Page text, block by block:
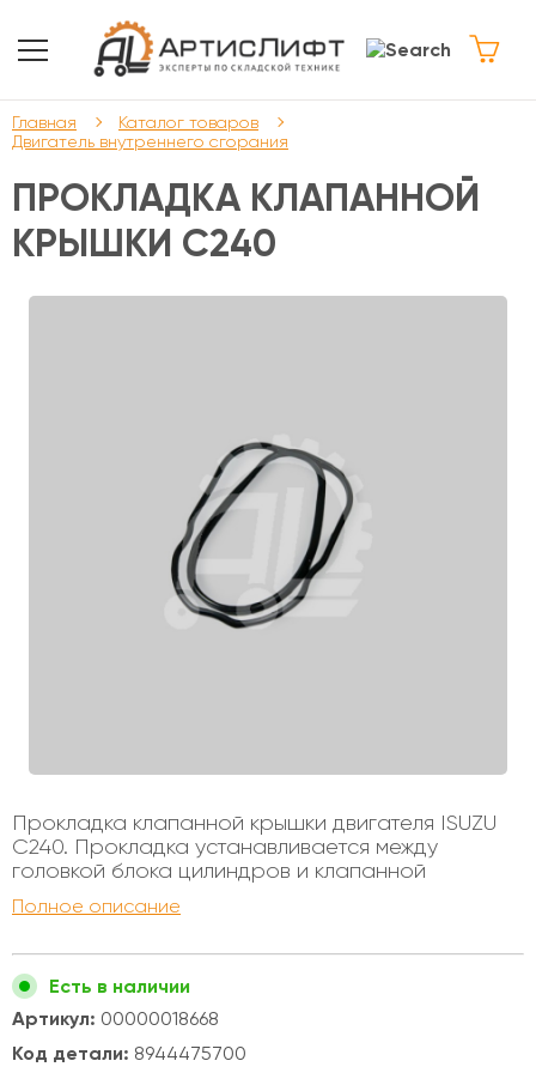
Главная
Каталог товаров
Двигатель внутреннего сгорания
ПРОКЛАДКА КЛАПАННОЙ
КРЫШКИ C240
Прокладка клапанной крышки двигателя ISUZU
C240. Прокладка устанавливается между
головкой блока цилиндров и клапанной
крышкой. Двигатели ISUZU C240 устанавливались
на автопогрузчики Китайского и Корейского
Полное описание
Есть в наличии
Артикул: 00000018668
Код детали: 8944475700